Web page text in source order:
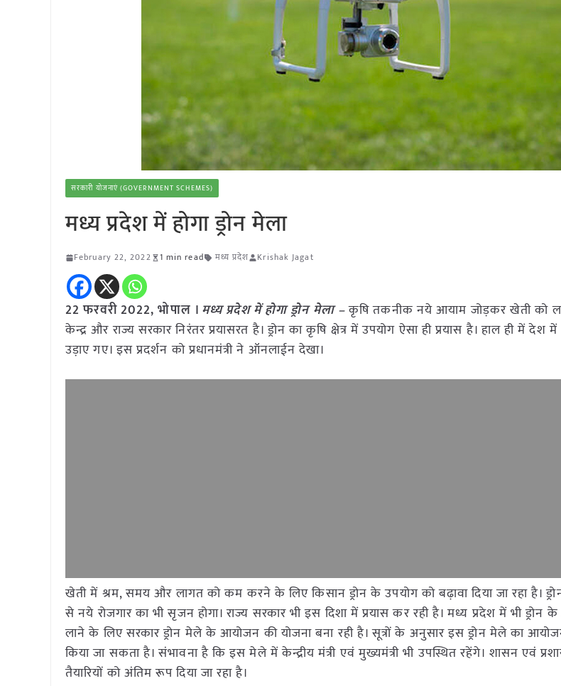
सरकारी योजनाएं (GOVERNMENT SCHEMES)
मध्य प्रदेश में होगा ड्रोन मेला
February 22, 2022 1 min read मध्य प्रदेश Krishak Jagat
22 फरवरी 2022, भोपाल । मध्य प्रदेश में होगा ड्रोन मेला –कृषि तकनीक नये आयाम जोड़कर खेती को
केन्द्र और राज्य सरकार निरंतर प्रयासरत है। ड्रोन का कृषि क्षेत्र में उपयोग ऐसा ही प्रयास है। हाल ही में
उड़ाए गए। इस प्रदर्शन को प्रधानमंत्री ने ऑनलाईन देखा।
खेती में श्रम, समय और लागत को कम करने के लिए किसान ड्रोन के उपयोग को बढ़ावा दिया जा रहा है।
से नये रोजगार का भी सृजन होगा। राज्य सरकार भी इस दिशा में प्रयास कर रही है। मध्य प्रदेश में भी ड्रोन
लाने के लिए सरकार ड्रोन मेले के आयोजन की योजना बना रही है। सूत्रों के अनुसार इस ड्रोन मेले का
किया जा सकता है। संभावना है कि इस मेले में केन्द्रीय मंत्री एवं मुख्यमंत्री भी उपस्थित रहेंगे। शासन एवं
तैयारियों को अंतिम रूप दिया जा रहा है।